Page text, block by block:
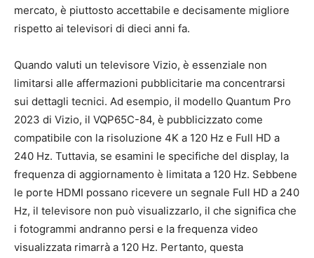
mercato, è piuttosto accettabile e decisamente migliore
rispetto ai televisori di dieci anni fa.
Quando valuti un televisore Vizio, è essenziale non
limitarsi alle affermazioni pubblicitarie ma concentrarsi
sui dettagli tecnici. Ad esempio, il modello Quantum Pro
2023 di Vizio, il VQP65C-84, è pubblicizzato come
compatibile con la risoluzione 4K a 120 Hz e Full HD a
240 Hz. Tuttavia, se esamini le specifiche del display, la
frequenza di aggiornamento è limitata a 120 Hz. Sebbene
le porte HDMI possano ricevere un segnale Full HD a 240
Hz, il televisore non può visualizzarlo, il che significa che
i fotogrammi andranno persi e la frequenza video
visualizzata rimarrà a 120 Hz. Pertanto, questa